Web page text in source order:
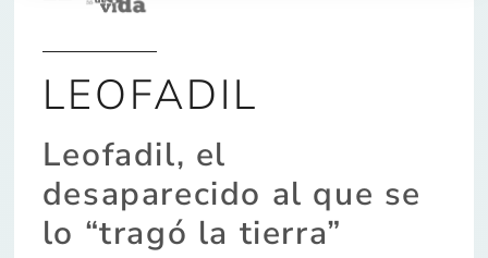
LEOFADIL
Leofadil, el
desaparecido al que se
lo “tragó la tierra”